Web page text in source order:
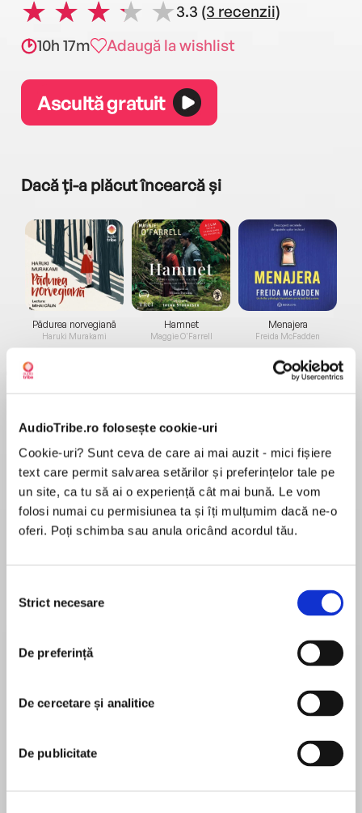
AudioTribe.ro folosește cookie-uri
Cookie-uri? Sunt ceva de care ai mai auzit - mici fișiere
text care permit salvarea setărilor și preferințelor tale pe
un site, ca tu să ai o experiență cât mai bună. Le vom
folosi numai cu permisiunea ta și îți mulțumim dacă ne-o
oferi. Poți schimba sau anula oricând acordul tău.
consimțământului
Strict necesare
De preferință
De cercetare și analitice
De publicitate
3.3 (3 recenzii)
10h 17m
Adaugă la wishlist
Ascultă gratuit
Dacă ți-a plăcut încearcă și
Pădurea norvegiană
Haruki Murakami
Elita de Argint (Elita
Hamnet
Maggie O'Farrell
Diavolul se îmbracă de
Lauren Weisberger
Menajera
Freida McFadden
Migdală
Sohn Won-pyung
INSTANT NEW YORK TIMES BESTSELLER
Named Most Anticipated of 2021 byNewsweek,
Good Housekeeping, Hello! magazine,
July, and GoodReads!
March 2021 Indie Next Pick and #1 LibraryReads
Pick
MAI MULT
pentru această carte